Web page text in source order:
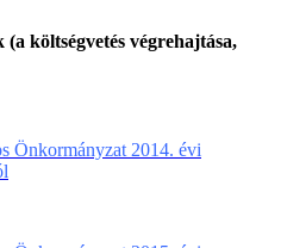
(a költségvetés végrehajtása,
Önkormányzat 2014. évi